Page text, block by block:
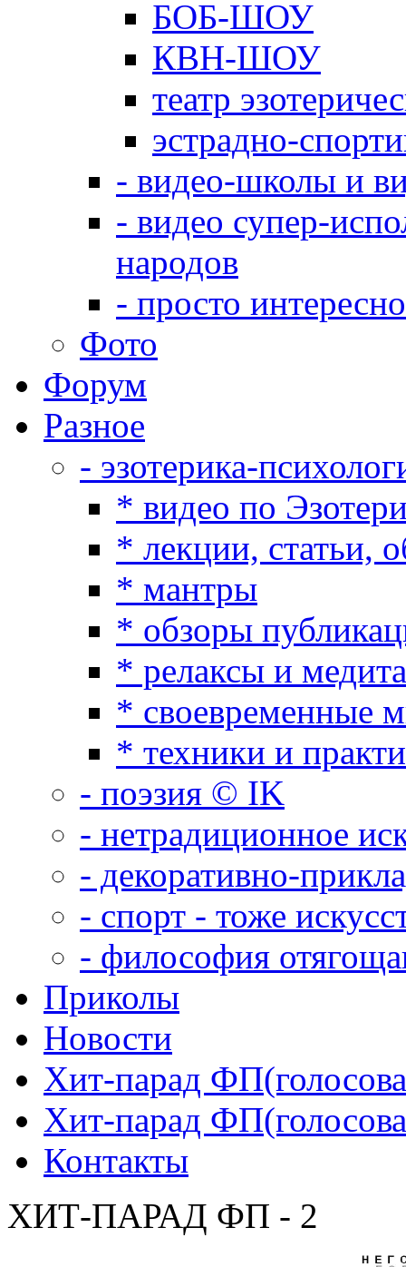
БОБ-ШОУ
КВН-ШОУ
театр
эстрадно-
- видео-школы и
- видео супер-
народов
- просто
Фото
Форум
Разное
- эзотерика-
* видео по
* лекции, статьи,
* мантры
* обзоры
* релаксы и
* своевременные
* техники и
- поэзия © IK
- нетрадиционное
- декоративно-
- спорт - тоже
- философия
Приколы
Новости
Хит-парад
Хит-парад
Контакты
ХИТ-ПАРАД ФП - 2